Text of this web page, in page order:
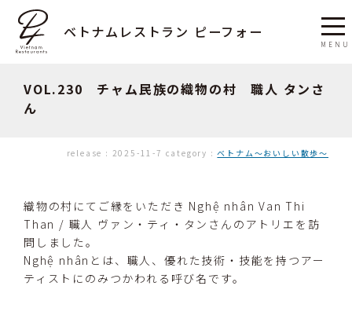
ベトナムレストラン ピーフォー
VOL.230 チャム民族の織物の村 職人 タンさ
ん
release : 2025-11-7 category :ベトナム〜おいしい散歩〜
織物の村にてご縁をいただき Nghệ nhân Van Thi
Than / 職人 ヴァン・ティ・タンさんのアトリエを訪
問しました。
Nghệ nhânとは、職人、優れた技術・技能を持つアー
ティストにのみつかわれる呼び名です。